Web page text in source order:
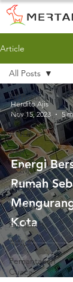
Article
All Posts
AWS
AWLR
ARR
AQMS
WQMS
Instalasi
Air Tanah
AWLR
Pemantauan
Cuaca
All Posts
Energi
Rumah
Kota
Herdito Ajis
Nov 15, 2023
5